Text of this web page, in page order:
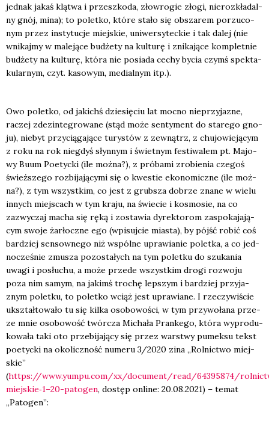
jed­nak jakaś klą­twa i prze­szko­da, zło­wro­gie zło­gi, nie­roz­kła­dal­
ny gnój, mina); to polet­ko, któ­re sta­ło się obsza­rem porzu­co­
nym przez insty­tu­cje miej­skie, uni­wer­sy­tec­kie i tak dalej (nie
wni­kaj­my w male­ją­ce budże­ty na kul­tu­rę i zni­ka­ją­ce kom­plet­nie
budże­ty na kul­tu­rę, któ­ra nie posia­da cechy bycia czymś spek­ta­
ku­lar­nym, czyt. kaso­wym, medial­nym itp.).
Owo polet­ko, od jakichś dzie­się­ciu lat moc­no nie­przy­ja­zne,
raczej zdez­in­te­gro­wa­ne (stąd może sen­ty­ment do sta­re­go gno­
ju), nie­byt przy­cią­ga­ją­ce tury­stów z zewnątrz, z chu­jo­wie­ją­cym
z roku na rok nie­gdyś słyn­nym i świet­nym festi­wa­lem pt. Majo­
wy Buum Poetyc­ki (ile moż­na?), z pró­ba­mi zro­bie­nia cze­goś
śwież­sze­go roz­bi­ja­ją­cy­mi się o kwe­stie eko­no­micz­ne (ile moż­
na?), z tym wszyst­kim, co jest z grub­sza dobrze zna­ne w wie­lu
innych miej­scach w tym kra­ju, na świe­cie i kosmo­sie, na co
zazwy­czaj macha się ręką i zosta­wia dyrek­to­rom zaspo­ka­ja­ją­
cym swo­je żar­łocz­ne ego (wpi­suj­cie mia­sta), by pójść robić coś
bar­dziej sen­sow­ne­go niż wspól­ne upra­wia­nie polet­ka, a co jed­
no­cze­śnie zmu­sza pozo­sta­łych na tym polet­ku do szu­ka­nia
uwa­gi i posłu­chu, a może przede wszyst­kim dro­gi roz­wo­ju
poza nim samym, na jakimś tro­chę lep­szym i bar­dziej przy­ja­
znym polet­ku, to polet­ko wciąż jest upra­wia­ne. I rze­czy­wi­ście
ukształ­to­wa­ło tu się kil­ka oso­bo­wo­ści, w tym przy­wo­ła­na prze­
ze mnie oso­bo­wość twór­cza Micha­ła Pran­ke­go, któ­ra wypro­du­
ko­wa­ła taki oto prze­bi­ja­ją­cy się przez war­stwy pumek­su tekst
poetyc­ki na oko­licz­ność nume­ru 3/2020 zina „Rol­nic­two miej­
skie”
(https://www.yumpu.com/xx/document/read/64395874/
miejskie‑1–20-patogen, dostęp onli­ne: 20.08.2021) – temat
„Pato­gen”: